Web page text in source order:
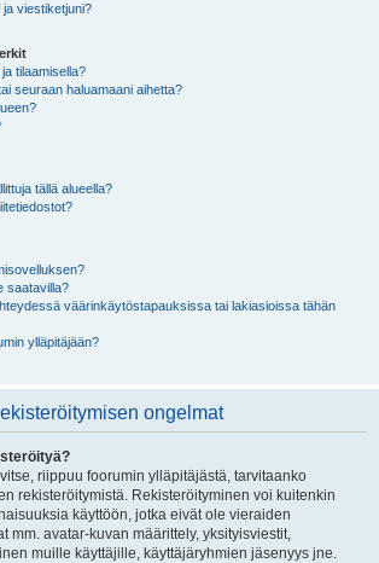
ja viestiketjuni?
tilaamisella?
seuraan haluamaani aihetta?
tällä alueella?
saatavilla?
väärinkäytöstapauksissa tai lakiasioissa tähän
ylläpitäjään?
ongelmat
riippuu foorumin ylläpitäjästä, tarvitaanko
rekisteröitymistä. Rekisteröityminen voi kuitenkin
käyttöön, jotka eivät ole vieraiden
mm. avatar-kuvan määrittely, yksityisviestit,
muille käyttäjille, käyttäjäryhmien jäsenyys jne.